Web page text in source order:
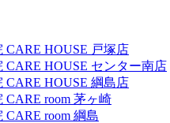
CARE HOUSE 戸塚店
CARE HOUSE センター南店
CARE HOUSE 綱島店
CARE room 茅ヶ崎
CARE room 綱島